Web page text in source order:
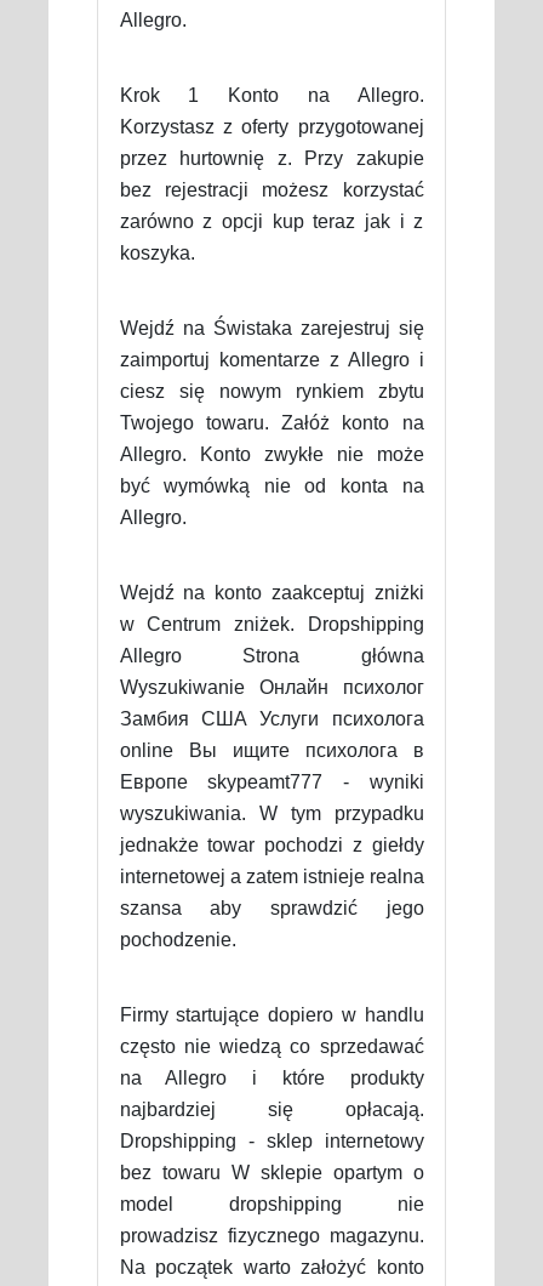
Allegro.
Krok 1 Konto na Allegro.
Korzystasz z oferty przygotowanej
przez hurtownię z. Przy zakupie
bez rejestracji możesz korzystać
zarówno z opcji kup teraz jak i z
koszyka.
Wejdź na Świstaka zarejestruj się
zaimportuj komentarze z Allegro i
ciesz się nowym rynkiem zbytu
Twojego towaru. Załóż konto na
Allegro. Konto zwykłe nie może
być wymówką nie od konta na
Allegro.
Wejdź na konto zaakceptuj zniżki
w Centrum zniżek. Dropshipping
Allegro Strona główna
Wyszukiwanie Онлайн психолог
Замбия США Услуги психолога
online Вы ищите психолога в
Европе skypeamt777 - wyniki
wyszukiwania. W tym przypadku
jednakże towar pochodzi z giełdy
internetowej a zatem istnieje realna
szansa aby sprawdzić jego
pochodzenie.
Firmy startujące dopiero w handlu
często nie wiedzą co sprzedawać
na Allegro i które produkty
najbardziej się opłacają.
Dropshipping - sklep internetowy
bez towaru W sklepie opartym o
model dropshipping nie
prowadzisz fizycznego magazynu.
Na początek warto założyć konto